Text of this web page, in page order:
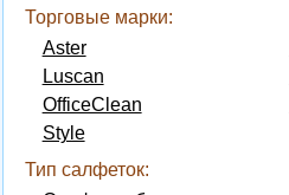
Торговые марки:
Aster
Luscan
OfficeClean
Style
Тип салфеток: